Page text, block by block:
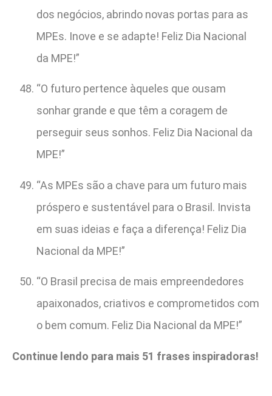
dos negócios, abrindo novas portas para as
MPEs. Inove e se adapte! Feliz Dia Nacional
da MPE!”
“O futuro pertence àqueles que ousam
sonhar grande e que têm a coragem de
perseguir seus sonhos. Feliz Dia Nacional da
MPE!”
“As MPEs são a chave para um futuro mais
próspero e sustentável para o Brasil. Invista
em suas ideias e faça a diferença! Feliz Dia
Nacional da MPE!”
“O Brasil precisa de mais empreendedores
apaixonados, criativos e comprometidos com
o bem comum. Feliz Dia Nacional da MPE!”
Continue lendo para mais 51 frases inspiradoras!